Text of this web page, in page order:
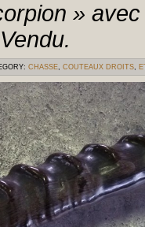
»
CHASSE, COUTEAUX DROITS,